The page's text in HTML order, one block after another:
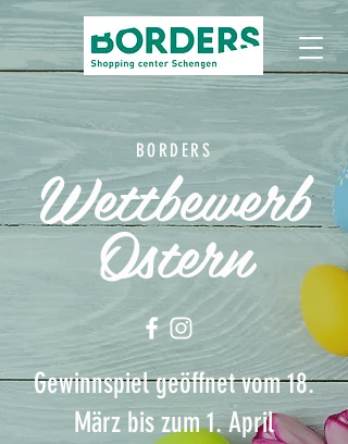
BORDERS
Wettbewerb
Ostern
Gewinnspiel geöffnet vom 18.
März bis zum 1. April